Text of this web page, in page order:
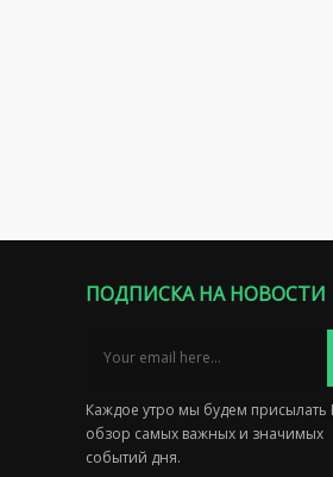
ПОДПИСКА НА НОВОСТИ
Каждое утро мы будем присылать
обзор самых важных и значимых
событий дня.